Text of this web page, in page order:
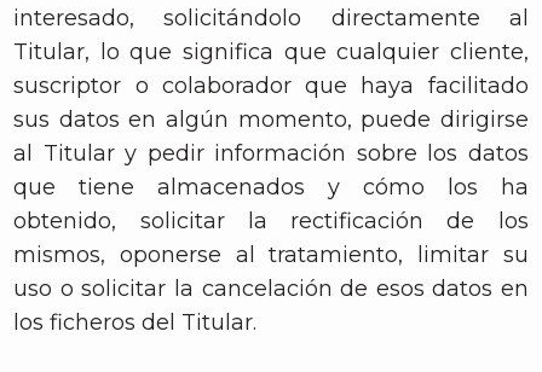
interesado, solicitándolo directamente al
Titular, lo que significa que cualquier cliente,
suscriptor o colaborador que haya facilitado
sus datos en algún momento, puede dirigirse
al Titular y pedir información sobre los datos
que tiene almacenados y cómo los ha
obtenido, solicitar la rectificación de los
mismos, oponerse al tratamiento, limitar su
uso o solicitar la cancelación de esos datos en
los ficheros del Titular.